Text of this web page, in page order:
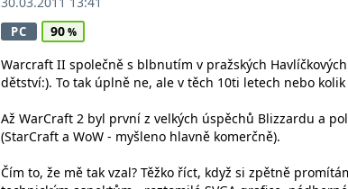
PC
90
Warcraft II společně s blbnutím v pražských
dětství:). To tak úplně ne, ale v těch 10ti letech nebo
Až WarCraft 2 byl první z velkých úspěchů Blizzardu a
(StarCraft a WoW - myšleno hlavně komerčně).
Čím to, že mě tak vzal? Těžko říct, když si zpětně